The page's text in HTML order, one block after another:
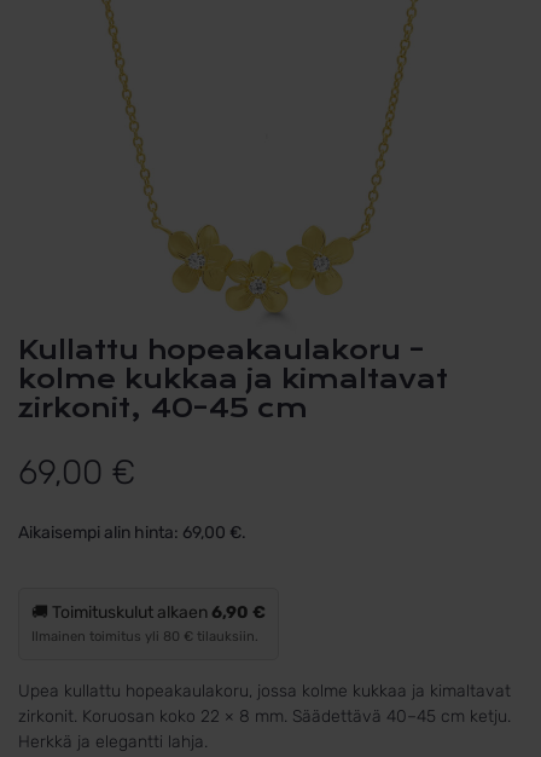
Kullattu hopeakaulakoru –
kolme kukkaa ja kimaltavat
zirkonit, 40–45 cm
69,00 €
Aikaisempi alin hinta: 69,00 €.
🚚 Toimituskulut alkaen6,90 €
Ilmainen toimitus yli 80 € tilauksiin.
Upea kullattu hopeakaulakoru, jossa kolme kukkaa ja kimaltavat
zirkonit. Koruosan koko 22 × 8 mm. Säädettävä 40–45 cm ketju.
Herkkä ja elegantti lahja.